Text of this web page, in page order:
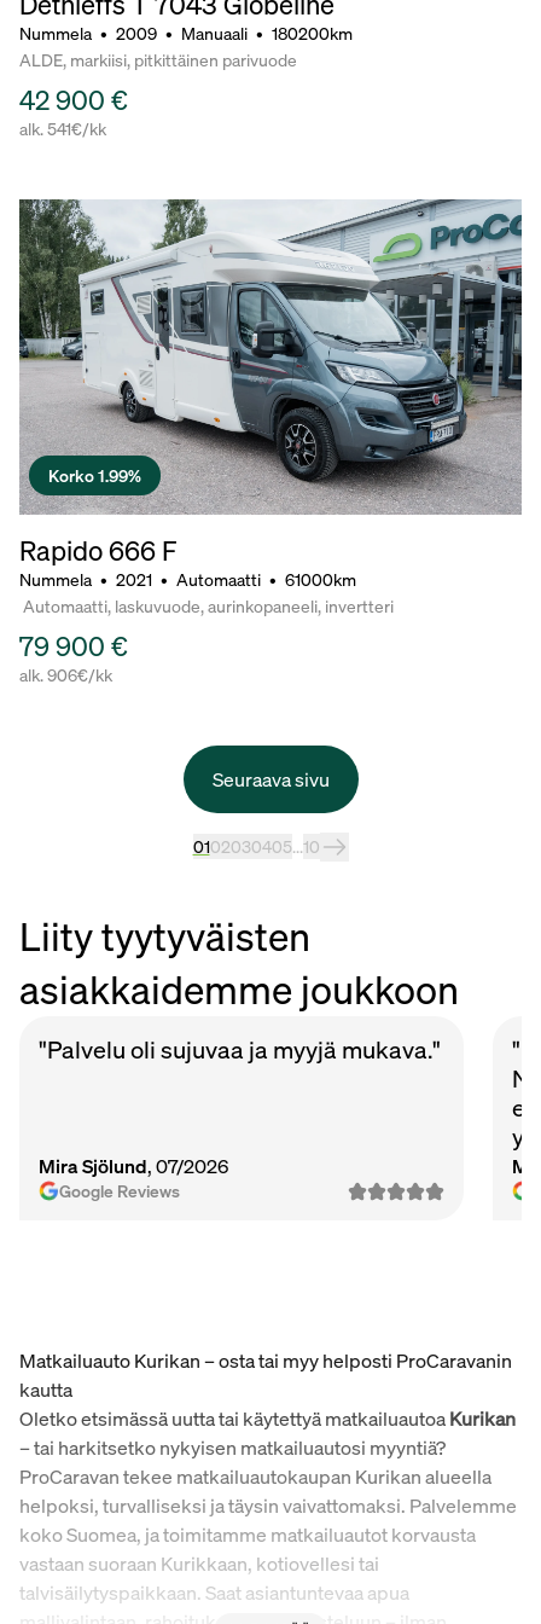
Nummela • 2009 • Manuaali • 180200km
ALDE, markiisi, pitkittäinen parivuode
42 900 €
alk. 541€/kk
Korko 1.99%
Rapido 666 F
Nummela • 2021 • Automaatti • 61000km
Automaatti, laskuvuode, aurinkopaneeli, invertteri
79 900 €
alk. 906€/kk
Seuraava sivu
0102030405...10
Liity tyytyväisten
asiakkaidemme joukkoon
"Palvelu oli sujuvaa ja myyjä mukava."
Mira Sjölund, 07/2026
Google Reviews
Matkailuauto Kurikan – osta tai myy helposti ProCaravanin
kautta
Oletko etsimässä uutta tai käytettyä matkailuautoaKurikan
– tai harkitsetko nykyisen matkailuautosi myyntiä?
ProCaravan tekee matkailuautokaupan Kurikan alueella
helpoksi, turvalliseksi ja täysin vaivattomaksi. Palvelemme
koko Suomea, ja toimitamme matkailuautot korvausta
vastaan suoraan Kurikkaan, kotiovellesi tai
talvisäilytyspaikkaan. Saat asiantuntevaa apua